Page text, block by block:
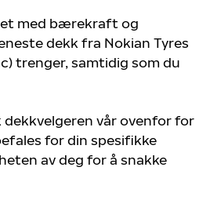
med bærekraft og
dekk fra Nokian Tyres
trenger, samtidig som du
dekkvelgeren vår ovenfor for
for din spesifikke
av deg for å snakke